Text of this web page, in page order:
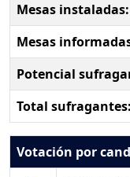
Mesas instaladas:
Mesas
Potencial
Total sufragantes:
Votación por